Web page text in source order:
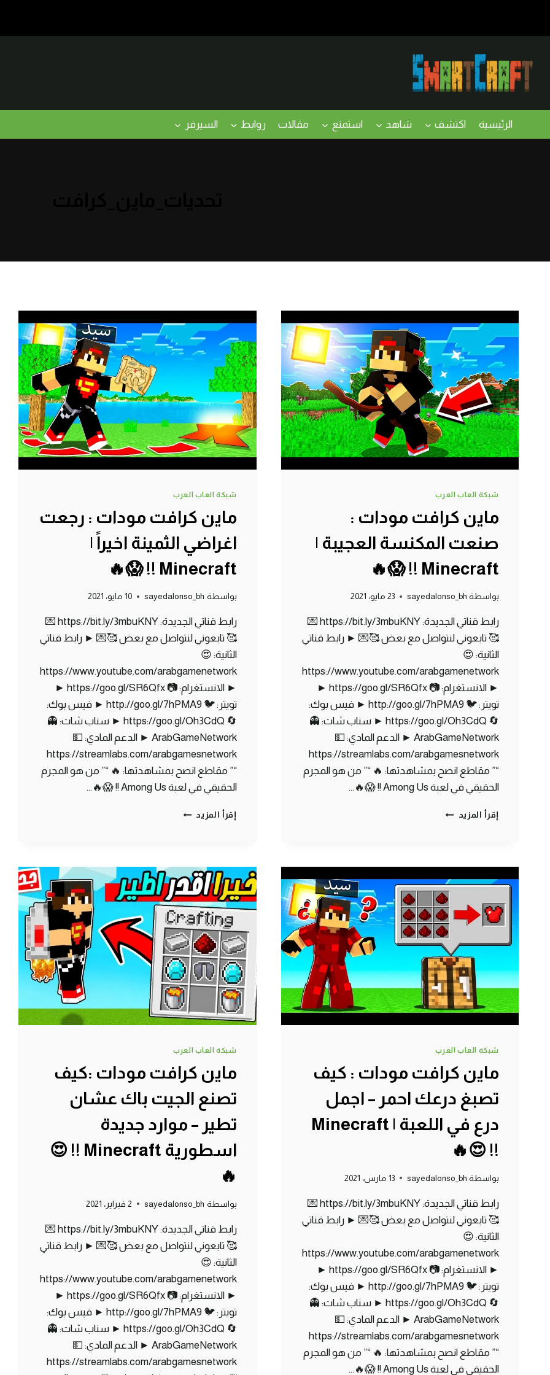
الرئيسية اكتشف شاهد استمتع مقالات روابط السيرفر
شبكة العاب العرب
ماين كرافت مودات :
صنعت المكنسة العجيبة |
Minecraft !! 😱🔥
بواسطة sayedalonso_bh 23 مايو، 2021
رابط قناتي الجديدة: https://bit.ly/3mbuKNY 💌
🥰 تابعوني لنتواصل مع بعض 🥰💌 ► رابط قناتي
الثانية: 😍
https://www.youtube.com/arabgamenetwork
► الانستغرام: 📷 https://goo.gl/SR6Qfx ►
تويتر: 🐦 http://goo.gl/7hPMA9 ► فيس بوك:
🔄 https://goo.gl/Oh3CdQ ► سناب شات: 👻
ArabGameNetwork ► الدعم المادي: 💵
https://streamlabs.com/arabgamesnetwork
“” مقاطع انصح بمشاهدتها: 🔥 “” من هو المجرم
الحقيقي في لعبة Among Us !! 😱🔥…
إقرأ المزيد ماين
المكنسة
العجيبة
MINECRAFT
😱
🔥
شبكة العاب العرب
ماين كرافت مودات : رجعت
اغراضي الثمينة اخيراً |
Minecraft !! 😱🔥
بواسطة sayedalonso_bh 10 مايو، 2021
رابط قناتي الجديدة: https://bit.ly/3mbuKNY 💌
🥰 تابعوني لنتواصل مع بعض 🥰💌 ► رابط قناتي
الثانية: 😍
https://www.youtube.com/arabgamenetwork
► الانستغرام: 📷 https://goo.gl/SR6Qfx ►
تويتر: 🐦 http://goo.gl/7hPMA9 ► فيس بوك:
🔄 https://goo.gl/Oh3CdQ ► سناب شات: 👻
ArabGameNetwork ► الدعم المادي: 💵
https://streamlabs.com/arabgamesnetwork
“” مقاطع انصح بمشاهدتها: 🔥 “” من هو المجرم
الحقيقي في لعبة Among Us !! 😱🔥…
إقرأ المزيد ماين
اغراضي
الثمينة
اخيراً
|
MINECRAFT
!!
😱
🔥
شبكة العاب العرب
ماين كرافت مودات : كيف
تصبغ درعك احمر – اجمل
درع في اللعبة | Minecraft
!! 😍🔥
بواسطة sayedalonso_bh 13 مارس، 2021
رابط قناتي الجديدة: https://bit.ly/3mbuKNY 💌
🥰 تابعوني لنتواصل مع بعض 🥰💌 ► رابط قناتي
الثانية: 😍
https://www.youtube.com/arabgamenetwork
► الانستغرام: 📷 https://goo.gl/SR6Qfx ►
تويتر: 🐦 http://goo.gl/7hPMA9 ► فيس بوك:
🔄 https://goo.gl/Oh3CdQ ► سناب شات: 👻
ArabGameNetwork ► الدعم المادي: 💵
https://streamlabs.com/arabgamesnetwork
“” مقاطع انصح بمشاهدتها: 🔥 “” من هو المجرم
الحقيقي في لعبة Among Us !! 😱🔥…
شبكة العاب العرب
ماين كرافت مودات :كيف
تصنع الجيت باك عشان
تطير – موارد جديدة
اسطورية Minecraft !! 😍
🔥
بواسطة sayedalonso_bh 2 فبراير، 2021
رابط قناتي الجديدة: https://bit.ly/3mbuKNY 💌
🥰 تابعوني لنتواصل مع بعض 🥰💌 ► رابط قناتي
الثانية: 😍
https://www.youtube.com/arabgamenetwork
► الانستغرام: 📷 https://goo.gl/SR6Qfx ►
تويتر: 🐦 http://goo.gl/7hPMA9 ► فيس بوك:
🔄 https://goo.gl/Oh3CdQ ► سناب شات: 👻
ArabGameNetwork ► الدعم المادي: 💵
https://streamlabs.com/arabgamesnetwork